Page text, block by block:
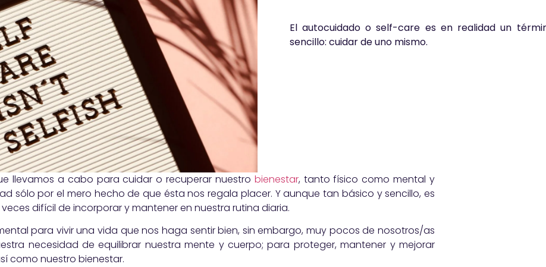
El autocuidado o self-care es en realidad un
sencillo: cuidar de uno mismo.
llevamos a cabo para cuidar o recuperar nuestro bienestar, tanto físico como mental y
sólo por el mero hecho de que ésta nos regala placer. Y aunque tan básico y sencillo, es
difícil de incorporar y mantener en nuestra rutina diaria.
para vivir una vida que nos haga sentir bien, sin embargo, muy pocos de nosotros/as
necesidad de equilibrar nuestra mente y cuerpo; para proteger, mantener y mejorar
como nuestro bienestar.​